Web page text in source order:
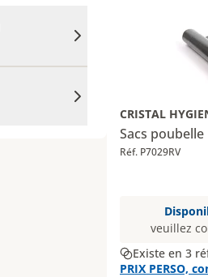
CRISTAL
Sacs
Réf. P7029RV
veuillez
Existe en 3
PRIX PERSO,